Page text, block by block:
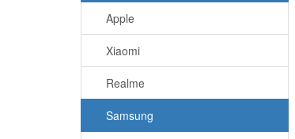
Apple
Xiaomi
Realme
Samsung